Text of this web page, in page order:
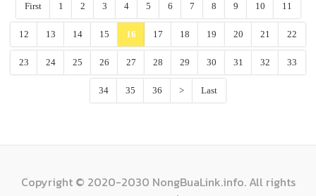
First 1 2 3 4 5 6 7 8 9 10 11
12 13 14 15 16 17 18 19 20 21 22
23 24 25 26 27 28 29 30 31 32 33
34 35 36 > Last
Copyright © 2020-2030 NongBuaLink.info. All rights